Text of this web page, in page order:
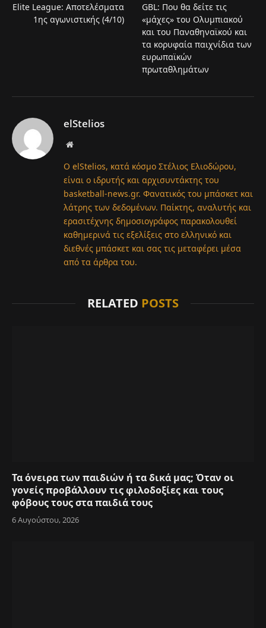
Elite League: Αποτελέσματα
1ης αγωνιστικής (4/10)
GBL: Που θα δείτε τις
«μάχες» του Ολυμπιακού
και του Παναθηναϊκού και
τα κορυφαία παιχνίδια των
ευρωπαϊκών
πρωταθλημάτων
elStelios
Website
Ο elStelios, κατά κόσμο Στέλιος Ελιοδώρου,
είναι ο ιδρυτής και αρχισυντάκτης του
basketball-news.gr. Φανατικός του μπάσκετ και
λάτρης των δεδομένων. Παίκτης, αναλυτής και
ερασιτέχνης δημοσιογράφος παρακολουθεί
καθημερινά τις εξελίξεις στο ελληνικό και
διεθνές μπάσκετ και σας τις μεταφέρει μέσα
από τα άρθρα του.
RELATED POSTS
Τα όνειρα των παιδιών ή τα δικά μας; Όταν οι
γονείς προβάλλουν τις φιλοδοξίες και τους
φόβους τους στα παιδιά τους
6 Αυγούστου, 2026